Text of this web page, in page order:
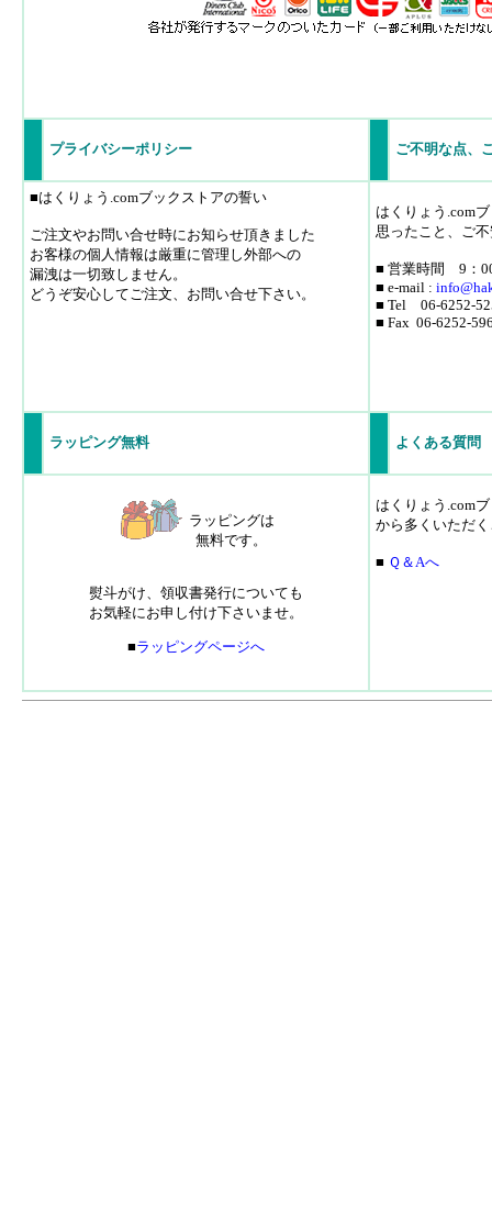
プライバシーポリシー ご不明な点、
■はくりょう.comブックストアの誓い
ご注文やお問い合せ時にお知らせ頂きました
お客様の個人情報は厳重に管理し外部への
漏洩は一切致しません。
どうぞ安心してご注文、お問い合せ下さい。
はくりょう.com
思ったこと、ご
■ 営業時間 9：
■ e-mail : info
■ Tel 06-6252-
■ Fax 06-6252-
ラッピング無料 よくある質問
ラッピングは
無料です。
熨斗がけ、領収書発行についても
お気軽にお申し付け下さいませ。
■ラッピングページへ
はくりょう.com
から多くいただ
■ Ｑ＆Aへ